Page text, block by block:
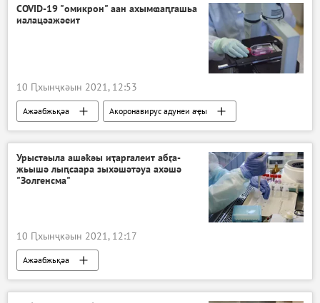
COVID-19 "омикрон" аан ахымҩаԥгашьа
иалацәажәеит
10 Ԥхынҷкәын 2021, 12:53
Ажәабжьқәа Акоронавирус адунеи аҿы
Урыстәыла ашәҟәы иҭаргалеит абӷа-
жьышә лыԥсаара зыхәшәтәуа ахәшә
"Золгенсма"
10 Ԥхынҷкәын 2021, 12:17
Ажәабжьқәа